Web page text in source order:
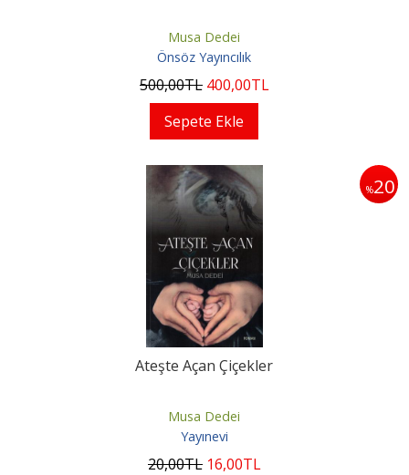
Musa Dedei
Önsöz Yayıncılık
500,00TL 400,00TL
Sepete Ekle
%20
Ateşte Açan Çiçekler
Musa Dedei
Yayınevi
20,00TL 16,00TL